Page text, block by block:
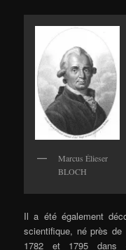
Marcus Élieser
BLOCH
Il a été également
scientifique, né près
1782 et 1795 dans